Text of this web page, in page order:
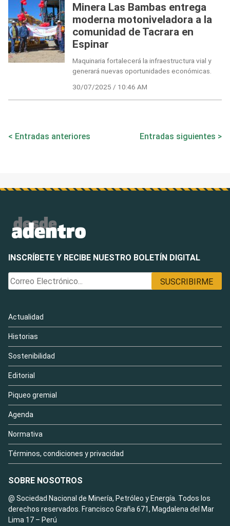
Minera Las Bambas entrega
moderna motoniveladora a la
comunidad de Tacrara en
Espinar
Maquinaria fortalecerá la infraestructura vial y
generará nuevas oportunidades económicas.
30/07/2025 / 10:46 AM
Navegación
Entradas anteriores Entradas siguientes
INSCRÍBETE Y RECIBE NUESTRO BOLETÍN DIGITAL
Actualidad
Historias
Sostenibilidad
Editorial
Piqueo gremial
Agenda
Normativa
Términos, condiciones y privacidad
SOBRE NOSOTROS
@ Sociedad Nacional de Minería, Petróleo y Energía. Todos los
derechos reservados. Francisco Graña 671, Magdalena del Mar
Lima 17 – Perú